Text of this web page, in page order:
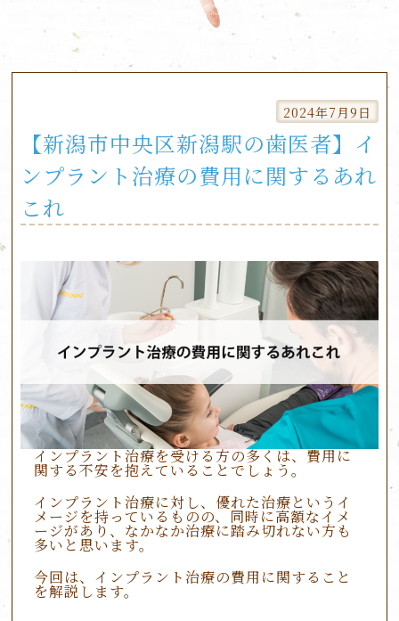
2024年7月9日
【新潟市中央区新潟駅の歯医者】イ
ンプラント治療の費用に関するあれ
これ
インプラント治療を受ける方の多くは、費用に
関する不安を抱えていることでしょう。
インプラント治療に対し、優れた治療というイ
メージを持っているものの、同時に高額なイメ
ージがあり、なかなか治療に踏み切れない方も
多いと思います。
今回は、インプラント治療の費用に関すること
を解説します。